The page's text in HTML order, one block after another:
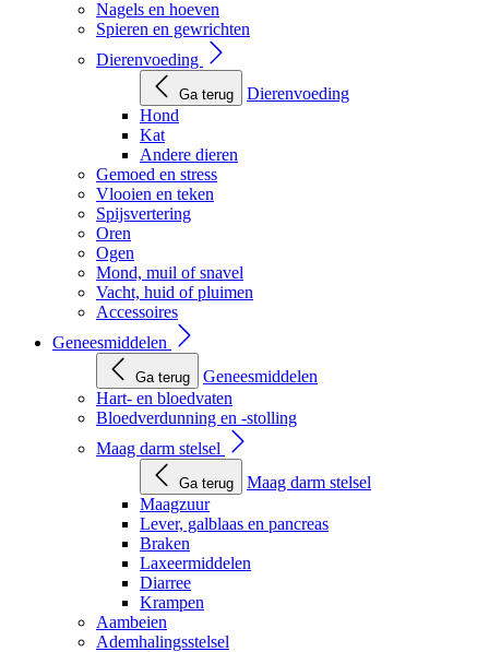
Nagels en hoeven
Spieren en gewrichten
Dierenvoeding
Ga terug
Dierenvoeding
Hond
Kat
Andere dieren
Gemoed en stress
Vlooien en teken
Spijsvertering
Oren
Ogen
Mond, muil of snavel
Vacht, huid of pluimen
Accessoires
Geneesmiddelen
Ga terug
Geneesmiddelen
Hart- en bloedvaten
Bloedverdunning en -stolling
Maag darm stelsel
Ga terug
Maag darm stelsel
Maagzuur
Lever, galblaas en pancreas
Braken
Laxeermiddelen
Diarree
Krampen
Aambeien
Ademhalingsstelsel